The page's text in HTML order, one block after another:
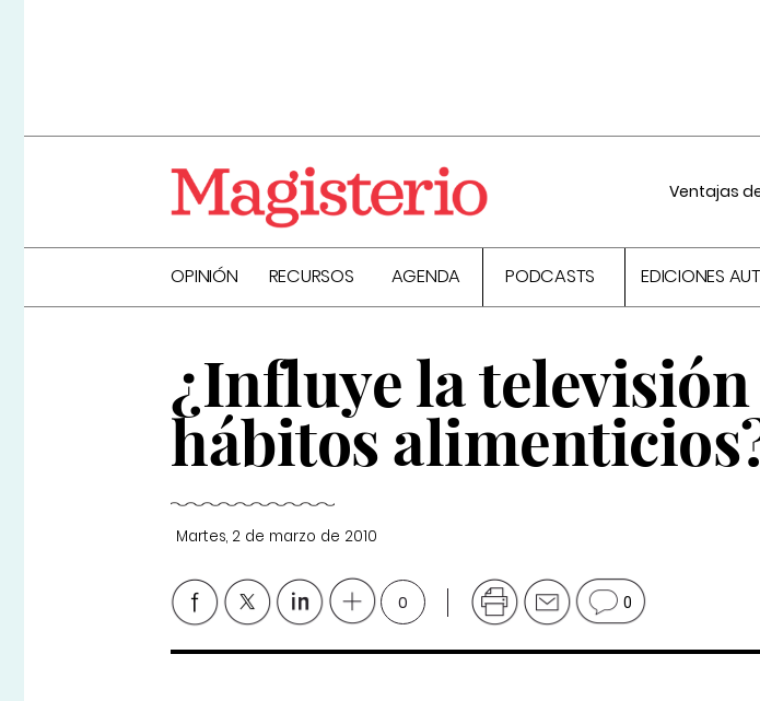
Ventajas
OPINIÓN RECURSOS AGENDA PODCASTS EDICIONES
¿Influye la televisión
hábitos
Martes, 2 de marzo de 2010
0 0